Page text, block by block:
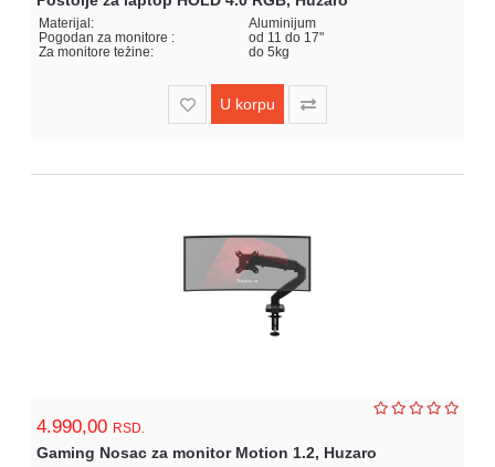
Materijal:
Aluminijum
Pogodan za monitore :
od 11 do 17"
Za monitore težine:
do 5kg
U korpu
4.990,00 RSD.
Gaming Nosac za monitor Motion 1.2, Huzaro